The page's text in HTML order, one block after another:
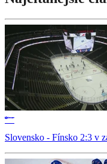
Slovensko - Fínsko 2:3 v